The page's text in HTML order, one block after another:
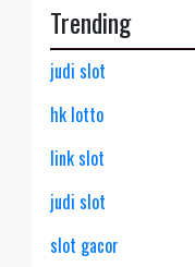
Trending
judi slot
hk lotto
link slot
judi slot
slot gacor